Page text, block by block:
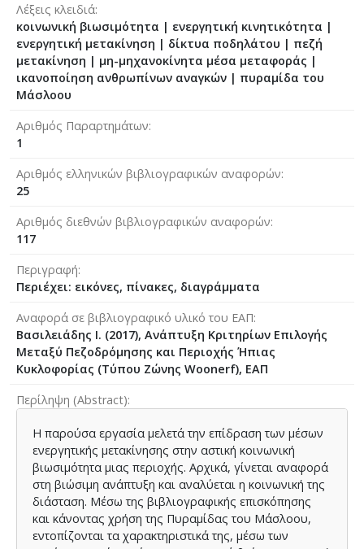
Λέξεις κλειδιά
κοινωνική βιωσιμότητα | ενεργητική κινητικότητα |
ενεργητική μετακίνηση | δίκτυα ποδηλάτου | πεζή
μετακίνηση | μη-μηχανοκίνητα μέσα μεταφοράς |
ικανοποίηση ανθρωπίνων αναγκών | πυραμίδα του
Μάσλοου
Αριθμός Παραρτημάτων
1
Αριθμός ελληνικών βιβλιογραφικών αναφορών
25
Αριθμός διεθνών βιβλιογραφικών αναφορών
117
Περιγραφή
Περιέχει: εικόνες, πίνακες, διαγράμματα
Αναφορά σε βιβλιογραφικό υλικό του ΕΑΠ
Βασιλειάδης Ι. (2017), Ανάπτυξη Κριτηρίων Επιλογής
Μεταξύ Πεζοδρόμησης και Περιοχής Ήπιας
Κυκλοφορίας (Τύπου Ζώνης Woonerf), ΕΑΠ
Περίληψη (Abstract)
Η παρούσα εργασία μελετά την επίδραση των μέσων
ενεργητικής μετακίνησης στην αστική κοινωνική
βιωσιμότητα μιας περιοχής. Αρχικά, γίνεται αναφορά
στη βιώσιμη ανάπτυξη και αναλύεται η κοινωνική της
διάσταση. Μέσω της βιβλιογραφικής επισκόπησης
και κάνοντας χρήση της Πυραμίδας του Μάσλοου,
εντοπίζονται τα χαρακτηριστικά της, μέσω των